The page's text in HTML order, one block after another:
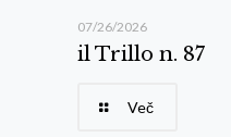
07/26/2026
il Trillo n. 87
Več